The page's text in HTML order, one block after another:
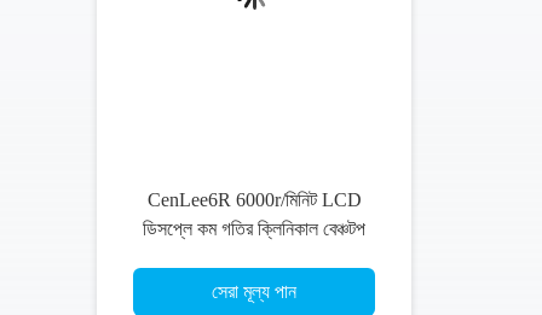
29200RCF ফিক্সড অ্যাঙ্গেল রটার
ক্লিনিকাল বেঞ্চটপ সেন্ট্রিফিউজ বৃহত ক্ষমতার
সেরা মূল্য পান